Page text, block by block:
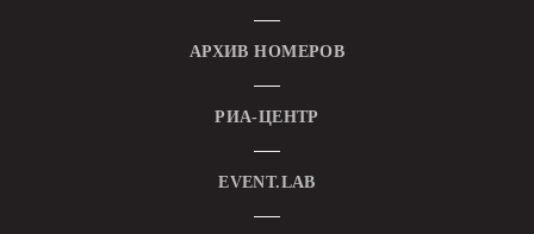
АРХИВ НОМЕРОВ
РИА-ЦЕНТР
EVENT.LAB